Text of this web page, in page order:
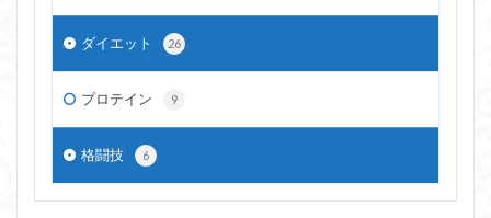
ダイエット 26
プロテイン 9
格闘技 6